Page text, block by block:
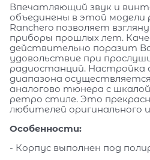
Впечатляющий звук и
объединены в этой модели
Ranchero позволяет
приборы прошлых лет.
действительно поразит
удовольствие при
радиостанций.
диапазона
аналогово тюнера c
ретро стиле. Это
любителей оригинального
Особенности:
- Корпус выполнен под